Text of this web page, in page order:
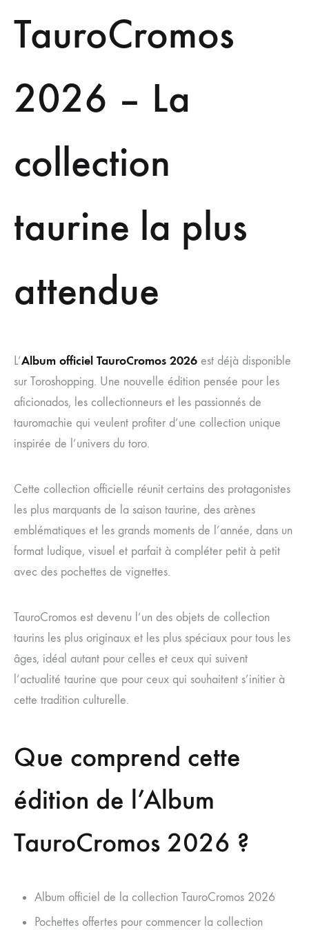
TauroCromos
2026 – La
collection
taurine la plus
attendue
L’Album officiel TauroCromos 2026 est déjà disponible
sur Toroshopping. Une nouvelle édition pensée pour les
aficionados, les collectionneurs et les passionnés de
tauromachie qui veulent profiter d’une collection unique
inspirée de l’univers du toro.
Cette collection officielle réunit certains des protagonistes
les plus marquants de la saison taurine, des arènes
emblématiques et les grands moments de l’année, dans un
format ludique, visuel et parfait à compléter petit à petit
avec des pochettes de vignettes.
TauroCromos est devenu l’un des objets de collection
taurins les plus originaux et les plus spéciaux pour tous les
âges, idéal autant pour celles et ceux qui suivent
l’actualité taurine que pour ceux qui souhaitent s’initier à
cette tradition culturelle.
Que comprend cette
édition de l’Album
TauroCromos 2026 ?
Album officiel de la collection TauroCromos 2026
Pochettes offertes pour commencer la collection